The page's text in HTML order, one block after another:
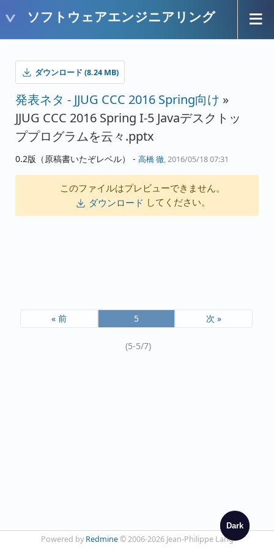
Dark
ソフトウェアエンジニアリング
ダウンロード (8.24 MB)
発表ネタ - JJUG CCC 2016 Spring向け »
JJUG CCC 2016 Spring I-5 Javaデスクトッ
ププログラムを云々.pptx
0.2版（原稿書いたぞレベル） - 高橋 徹, 2016/05/18 07:31
このファイルはプレビューできません。
ダウンロード してください。
« 前 5 次 »
(5-5/7)
Powered by Redmine© 2006-2026 Jean-Philippe Lang